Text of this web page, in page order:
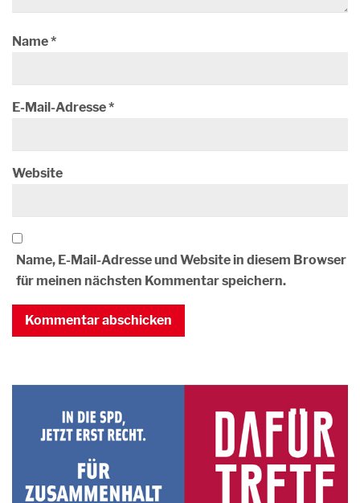
Name*
E-Mail-Adresse*
Website
Name, E-Mail-Adresse und Website in diesem Browser
für meinen nächsten Kommentar speichern.